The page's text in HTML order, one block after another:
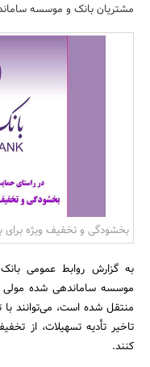
مشتریان بانک و موسسه
بخشودگی و تخفیف ویژه برای
به گزارش روابط عمومی
موسسه ساماندهی شده مولی
کنند.